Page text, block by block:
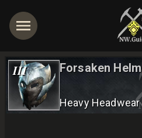
III Forsaken Helm
Heavy Headwear